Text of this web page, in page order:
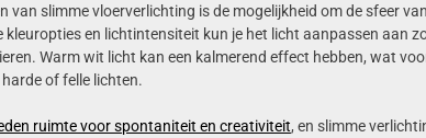
van slimme vloerverlichting is de mogelijkheid om de sfeer
en lichtintensiteit kun je het licht aanpassen aan
Warm wit licht kan een kalmerend effect hebben, wat
of felle lichten.
ruimte voor spontaniteit en creativiteit, en slimme